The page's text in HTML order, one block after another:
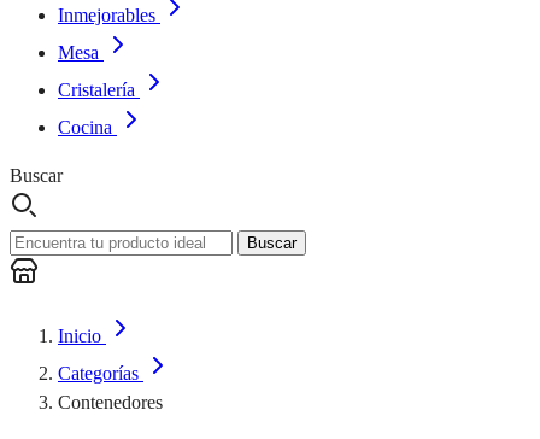
Inmejorables
Mesa
Cristalería
Cocina
Buscar
Buscar
Inicio
Categorías
Contenedores